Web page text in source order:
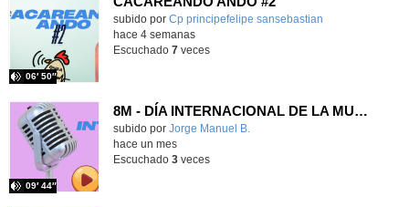
subido por Cp principefelipe sansebastian
06′ 50″
hace 4 semanas
Escuchado 7veces
8M - DÍA INTERNACIONAL DE LA MUJER
Contenido educativo.
subido por Jorge Manuel B.
09′ 44″
hace un mes
Escuchado 3veces